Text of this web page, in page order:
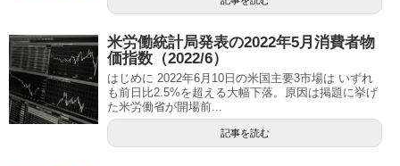
米労働統計局発表の2022年5月消費者物
価指数（2022/6）
はじめに 2022年6月10日の米国主要3市場は いずれ
も前日比2.5%を超える大幅下落。原因は掲題に挙げ
た米労働省が開場前...
記事を読む